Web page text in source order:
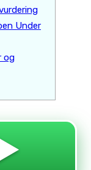
Under
og